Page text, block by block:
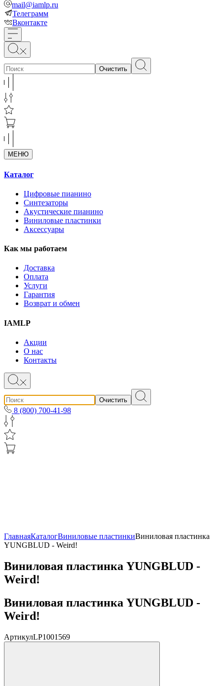
mail@iamlp.ru
Телеграмм
Вконтакте
Очистить
МЕНЮ
Каталог
Цифровые пианино
Синтезаторы
Акустические пианино
Виниловые пластинки
Аксессуары
Как мы работаем
Доставка
Оплата
Услуги
Гарантия
Возврат и обмен
IAMLP
Акции
О нас
Контакты
Очистить
8 (800) 700-41-98
ГлавнаяКаталогВиниловые пластинкиВиниловая пластинка
YUNGBLUD - Weird!
Виниловая пластинка YUNGBLUD -
Weird!
Виниловая пластинка YUNGBLUD -
Weird!
АртикулLP1001569